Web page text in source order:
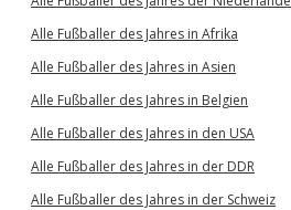
Alle Fußballer des Jahres in Afrika
Alle Fußballer des Jahres in Asien
Alle Fußballer des Jahres in Belgien
Alle Fußballer des Jahres in den USA
Alle Fußballer des Jahres in der DDR
Alle Fußballer des Jahres in der Schweiz